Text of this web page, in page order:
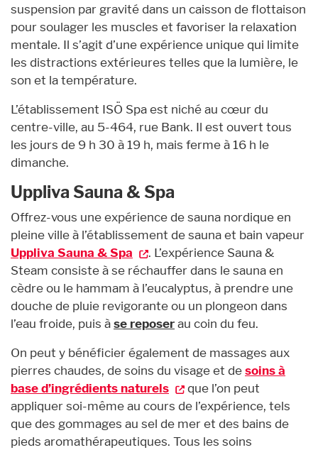
suspension par gravité dans un caisson de flottaison
pour soulager les muscles et favoriser la relaxation
mentale. Il s’agit d’une expérience unique qui limite
les distractions extérieures telles que la lumière, le
son et la température.
L’établissement ISÖ Spa est niché au cœur du
centre-ville, au 5-464, rue Bank. Il est ouvert tous
les jours de 9 h 30 à 19 h, mais ferme à 16 h le
dimanche.
Uppliva Sauna & Spa
Offrez-vous une expérience de sauna nordique en
pleine ville à l’établissement de sauna et bain vapeur
Uppliva Sauna & Spa
. L’expérience Sauna &
Steam consiste à se réchauffer dans le sauna en
cèdre ou le hammam à l’eucalyptus, à prendre une
douche de pluie revigorante ou un plongeon dans
l’eau froide, puis àse reposerau coin du feu.
On peut y bénéficier également de massages aux
pierres chaudes, de soins du visage et desoins à
base d’ingrédients naturels
que l’on peut
appliquer soi-même au cours de l’expérience, tels
que des gommages au sel de mer et des bains de
pieds aromathérapeutiques. Tous les soins